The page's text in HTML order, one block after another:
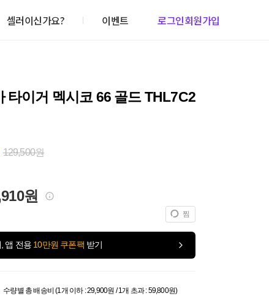
셀러이신가요? 이벤트 로그인회원가입
타이거 멕시코 66 골드 THL7C2
129,500원
원
찜
앱 전용 10만원 쿠폰팩 받기
수량별 총 배송비 (1개 이하 : 29,900원 / 1개 초과 : 59,800원)